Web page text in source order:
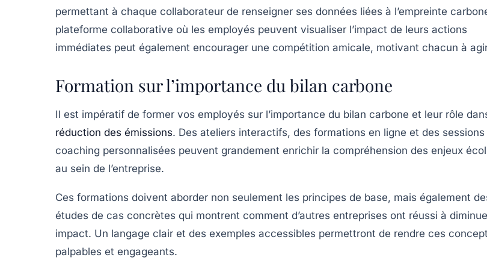
permettant à chaque collaborateur de renseigner ses données liées à l’empreinte
plateforme collaborative où les employés peuvent visualiser l’impact de leurs actions
immédiates peut également encourager une compétition amicale, motivant chacun à
Formation sur l’importance du bilan carbone
Il est impératif de former vos employés sur l’importance du bilan carbone et leur rôle
réduction des émissions. Des ateliers interactifs, des formations en ligne et des sessions
coaching personnalisées peuvent grandement enrichir la compréhension des enjeux
au sein de l’entreprise.
Ces formations doivent aborder non seulement les principes de base, mais également
études de cas concrètes qui montrent comment d’autres entreprises ont réussi à
impact. Un langage clair et des exemples accessibles permettront de rendre ces
palpables et engageants.